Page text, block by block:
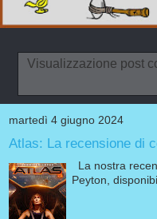
Visualizzazione post
martedì 4 giugno 2024
Atlas: La recensione di
La nostra
Peyton,